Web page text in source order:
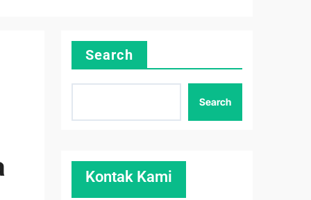
Search
Search
Kontak Kami